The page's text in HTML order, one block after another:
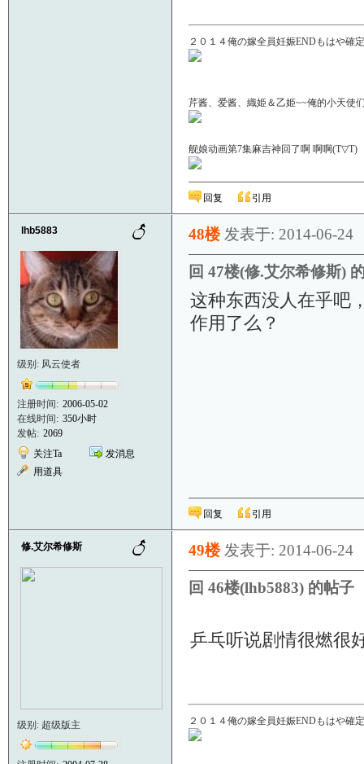
２０１４俺の嫁全員妊娠ENDもはや確
芹酱、爱酱、織姫＆乙姫~~俺的小天使
舰娘动画第7集麻吉神回了啊 啊啊
回复 引用
lhb5883
级别: 风云使者
注册时间: 2006-05-02
在线时间: 350小时
发帖: 2069
关注Ta
发消息
用道具
48楼 发表于: 2014-06-24
回 47楼(修.艾尔希修斯)
这种东西没人在乎吧
作用了么？
回复 引用
修.艾尔希修斯
级别: 超级版主
49楼 发表于: 2014-06-24
回 46楼(lhb5883) 的帖子
乒乓听说剧情很燃很
２０１４俺の嫁全員妊娠ENDもはや確